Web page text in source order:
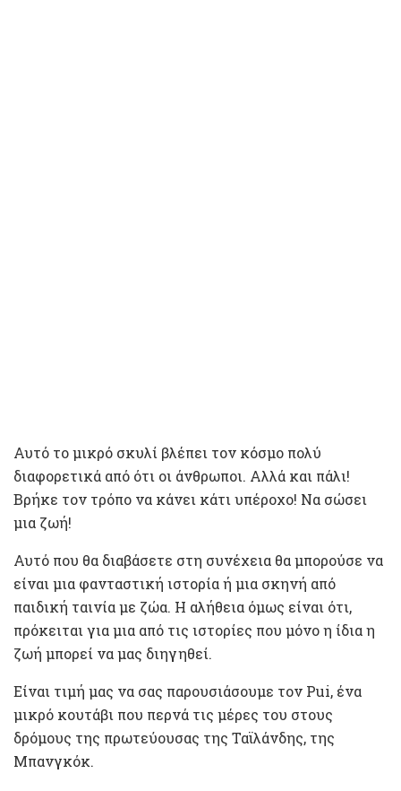
Αυτό το μικρό σκυλί βλέπει τον κόσμο πολύ
διαφορετικά από ότι οι άνθρωποι. Αλλά και πάλι!
Βρήκε τον τρόπο να κάνει κάτι υπέροχο! Να σώσει
μια ζωή!
Αυτό που θα διαβάσετε στη συνέχεια θα μπορούσε να
είναι μια φανταστική ιστορία ή μια σκηνή από
παιδική ταινία με ζώα. Η αλήθεια όμως είναι ότι,
πρόκειται για μια από τις ιστορίες που μόνο η ίδια η
ζωή μπορεί να μας διηγηθεί.
Είναι τιμή μας να σας παρουσιάσουμε τον Pui, ένα
μικρό κουτάβι που περνά τις μέρες του στους
δρόμους της πρωτεύουσας της Ταϊλάνδης, της
Μπανγκόκ.